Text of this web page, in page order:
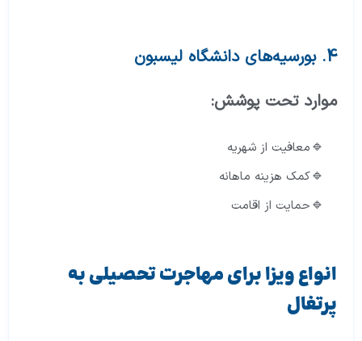
4. بورسیه‌های دانشگاه لیسبون
موارد تحت پوشش:
معافیت از شهریه
کمک هزینه ماهانه
حمایت از اقامت
انواع ویزا برای مهاجرت تحصیلی به
پرتغال